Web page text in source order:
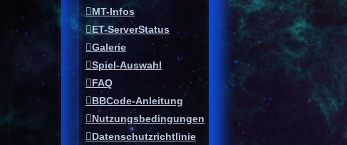
MT-Infos
ET-ServerStatus
Galerie
Spiel-Auswahl
FAQ
BBCode-Anleitung
Nutzungsbedingungen
Datenschutzrichtlinie